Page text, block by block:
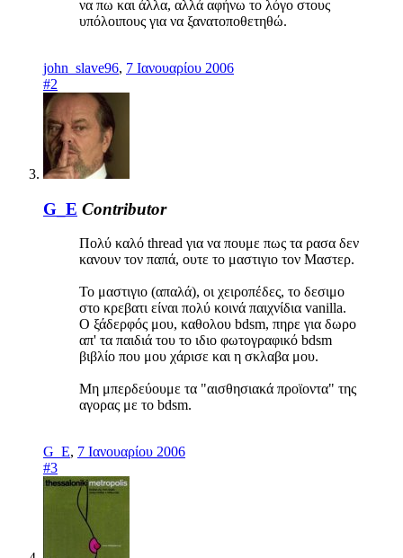
να πω και άλλα, αλλά αφήνω το λόγο στους
υπόλοιπους για να ξανατοποθετηθώ.
john_slave96, 7 Ιανουαρίου 2006
#2
G_E Contributor
Πολύ καλό thread για να πουμε πως τα ρασα δεν
κανουν τον παπά, ουτε το μαστιγιο τον Μαστερ.
Το μαστιγιο (απαλά), οι χειροπέδες, το δεσιμο
στο κρεβατι είναι πολύ κοινά παιχνίδια vanilla.
O ξάδερφός μου, καθολου bdsm, πηρε για δωρο
απ' τα παιδιά του το ιδιο φωτογραφικό bdsm
βιβλίο που μου χάρισε και η σκλαβα μου.
Μη μπερδεύουμε τα "αισθησιακά προϊοντα" της
αγορας με το bdsm.
G_E, 7 Ιανουαρίου 2006
#3